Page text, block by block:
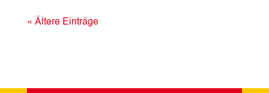
« Ältere Einträge